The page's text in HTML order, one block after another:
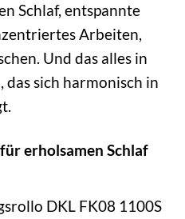
Schlaf, entspannte
Arbeiten,
Und das alles in
das sich harmonisch in
erholsamen Schlaf
DKL FK08 1100S